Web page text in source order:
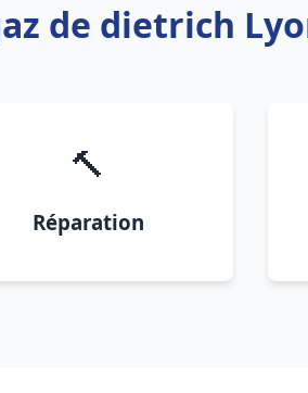
de dietrich
🔨
Réparation